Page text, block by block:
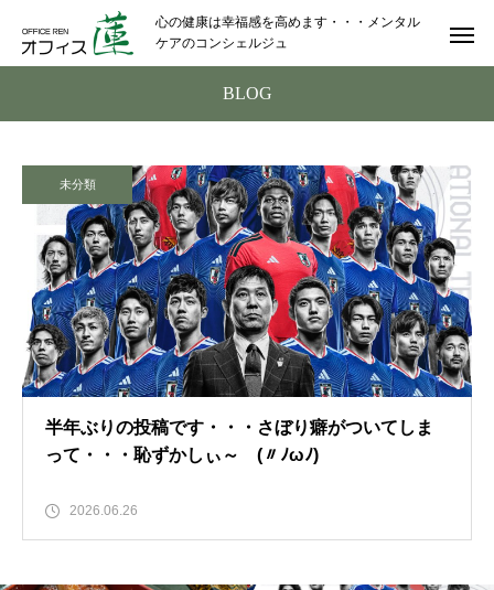
心の健康は幸福感を高めます・・・メンタル
ケアのコンシェルジュ
BLOG
未分類
半年ぶりの投稿です・・・さぼり癖がついてしま
って・・・恥ずかしぃ～ (〃ﾉωﾉ)
2026.06.26